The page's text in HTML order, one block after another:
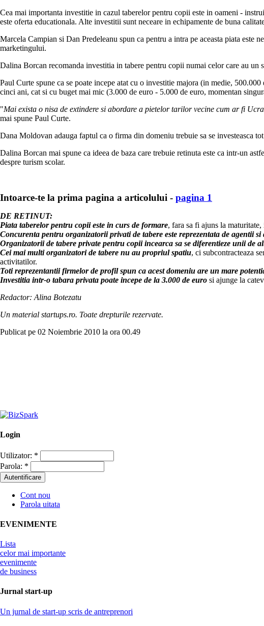
Cea mai importanta investitie in cazul taberelor pentru copii este in oameni -
este oferta educationala. Alte investitii sunt neceare in echipamente de buna
Marcela Campian si Dan Predeleanu spun ca pentru a intra pe aceasta piata
marketingului.
Dalina Borcan recomanda investitia in tabere pentru copii numai celor care au
Paul Curte spune ca se poate incepe atat cu o investitie majora (in medie,
cinci ani, cat si cu buget mai mic (3.000 de euro - 5.000 de euro, momentan
"Mai exista o nisa de extindere si abordare a pietelor tarilor vecine cum ar fi
mai spune Paul Curte.
Dana Moldovan adauga faptul ca o firma din domeniu trebuie sa se investeasca
Dalina Borcan mai spune ca ideea de baza care trebuie retinuta este ca intr-un
despre turism scolar.
Intoarce-te la prima pagina a articolului - pagina 1
DE RETINUT:
Piata taberelor pentru copii este in curs de formare, fara sa fi ajuns la
Concurenta pentru organizatorii privati de tabere este reprezentata de agentii si
Organizatorii de tabere private pentru copii incearca sa se diferentieze unii de
Cei mai multi organizatori de tabere nu au propriul spatiu, ci subcontracteaza
activitatilor.
Toti reprezentantii firmelor de profil spun ca acest domeniu are un mare
Investitia intr-o tabara privata poate incepe de la 3.000 de euro si ajunge la
Redactor: Alina Botezatu
Un material startups.ro. Toate drepturile rezervate.
Publicat pe 02 Noiembrie 2010 la ora 00.49
Login
Utilizator: *
Parola: *
Cont nou
Parola uitata
EVENIMENTE
Lista
celor mai importante
evenimente
de business
Jurnal start-up
Un jurnal de start-up scris de antreprenori